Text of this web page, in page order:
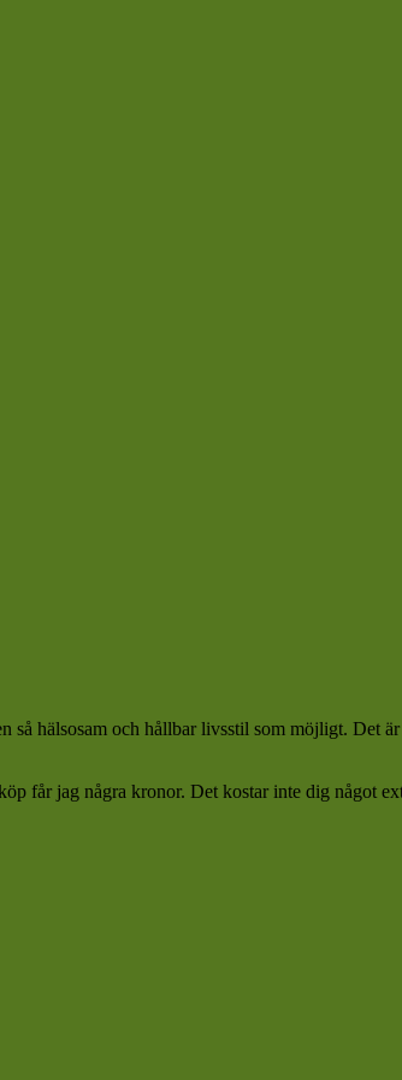
hälsosam och hållbar livsstil som möjligt. Det
får jag några kronor. Det kostar inte dig något